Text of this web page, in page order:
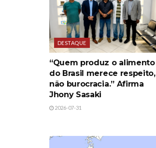
DESTAQUE
“Quem produz o alimento
do Brasil merece respeito,
não burocracia.” Afirma
Jhony Sasaki
2026-07-31